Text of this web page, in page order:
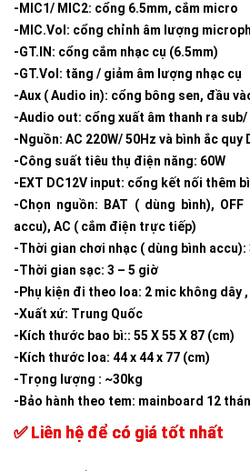
-MIC1/ MIC2: cổng 6.5mm, cắm micro
-MIC.Vol: cổng chỉnh âm lượng
-GT.IN: cổng cắm nhạc cụ (6.5mm)
-GT.Vol: tăng / giảm âm lượng nhạc cụ
-Aux ( Audio in): cổng bông sen, đầu
-Audio out: cổng xuất âm thanh ra
-Nguồn: AC 220W/ 50Hz và bình ắc quy
-Công suất tiêu thụ điện năng: 60W
-EXT DC12V input: cổng kết nối thêm
-Chọn nguồn: BAT ( dùng bình),
accu), AC ( cắm điện trực tiếp)
-Thời gian chơi nhạc ( dùng bình accu):
-Thời gian sạc: 3 – 5 giờ
-Phụ kiện đi theo loa: 2 mic không dây
-Xuất xứ: Trung Quốc
-Kích thước bao bì:: 55 X 55 X 87 (cm)
-Kích thước loa: 44 x 44 x 77 (cm)
-Trọng lượng : ~30kg
-Bảo hành theo tem: mainboard 12
✅ Liên hệ để có giá tốt nhất